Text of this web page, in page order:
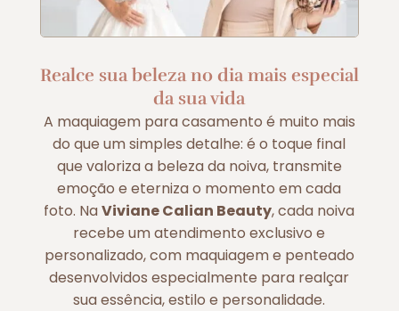
Realce sua beleza no dia mais especial
da sua vida
A maquiagem para casamento é muito mais
do que um simples detalhe: é o toque final
que valoriza a beleza da noiva, transmite
emoção e eterniza o momento em cada
foto. NaViviane Calian Beauty, cada noiva
recebe um atendimento exclusivo e
personalizado, com maquiagem e penteado
desenvolvidos especialmente para realçar
sua essência, estilo e personalidade.